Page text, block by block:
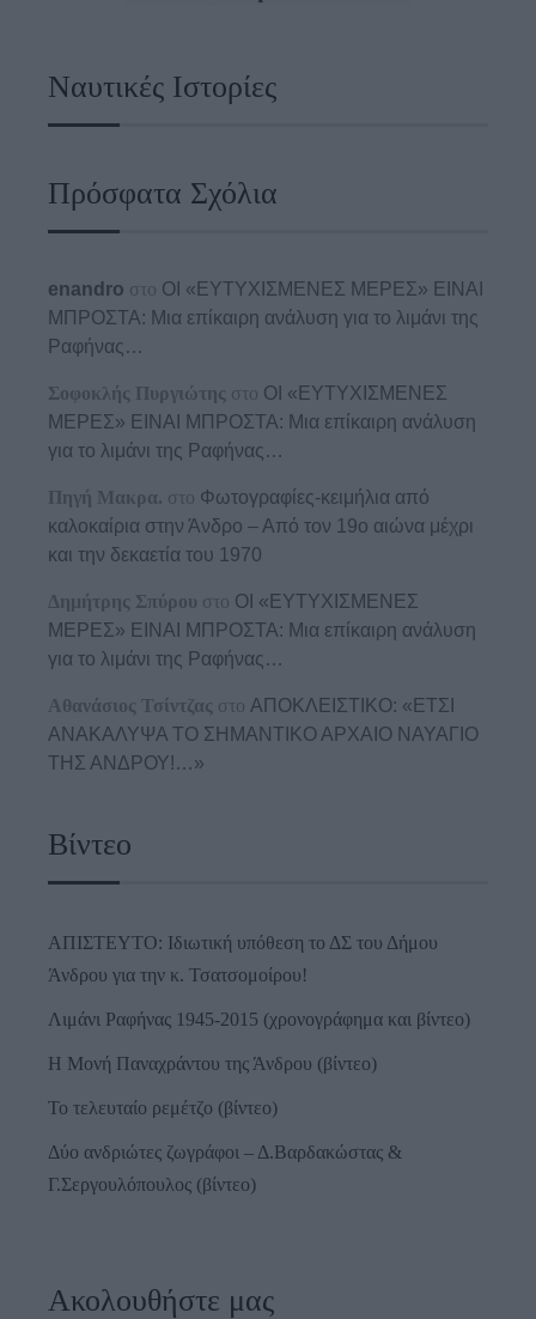
Ναυτικές Ιστορίες
Πρόσφατα Σχόλια
enandro στο ΟΙ «ΕΥΤΥΧΙΣΜΕΝΕΣ ΜΕΡΕΣ» ΕΙΝΑΙ
ΜΠΡΟΣΤΑ: Μια επίκαιρη ανάλυση για το λιμάνι της
Ραφήνας…
Σοφοκλής Πυργιώτης στο ΟΙ «ΕΥΤΥΧΙΣΜΕΝΕΣ
ΜΕΡΕΣ» ΕΙΝΑΙ ΜΠΡΟΣΤΑ: Μια επίκαιρη ανάλυση
για το λιμάνι της Ραφήνας…
Πηγή Μακρα. στο Φωτογραφίες-κειμήλια από
καλοκαίρια στην Άνδρο – Από τον 19ο αιώνα μέχρι
και την δεκαετία του 1970
Δημήτρης Σπύρου στο ΟΙ «ΕΥΤΥΧΙΣΜΕΝΕΣ
ΜΕΡΕΣ» ΕΙΝΑΙ ΜΠΡΟΣΤΑ: Μια επίκαιρη ανάλυση
για το λιμάνι της Ραφήνας…
Αθανάσιος Τσίντζας στο ΑΠΟΚΛΕΙΣΤΙΚΟ: «ΕΤΣΙ
ΑΝΑΚΑΛΥΨΑ ΤΟ ΣΗΜΑΝΤΙΚΟ ΑΡΧΑΙΟ ΝΑΥΑΓΙΟ
ΤΗΣ ΑΝΔΡΟΥ!…»
Βίντεο
ΑΠΙΣΤΕΥΤΟ: Ιδιωτική υπόθεση το ΔΣ του Δήμου
Άνδρου για την κ. Τσατσομοίρου!
Λιμάνι Ραφήνας 1945-2015 (χρονογράφημα και βίντεο)
Η Μονή Παναχράντου της Άνδρου (βίντεο)
Το τελευταίο ρεμέτζο (βίντεο)
Δύο ανδριώτες ζωγράφοι – Δ.Βαρδακώστας &
Γ.Σεργουλόπουλος (βίντεο)
Ακολουθήστε μας